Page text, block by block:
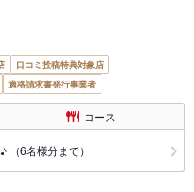
口コミ投稿特典対象店
適格請求書発行事業者
コース
（6名様分まで）